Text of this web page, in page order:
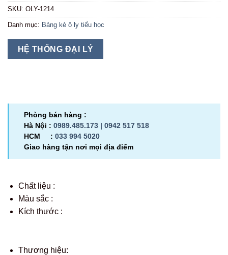
SKU: OLY-1214
Danh mục: Bảng kẻ ô ly tiểu học
HỆ THỐNG ĐẠI LÝ
Phòng bán hàng :
Hà Nội : 0989.485.173 | 0942 517 518
HCM : 033 994 5020
Giao hàng tận nơi mọi địa điểm
Chất liệu :
Màu sắc :
Kích thước :
Thương hiệu: